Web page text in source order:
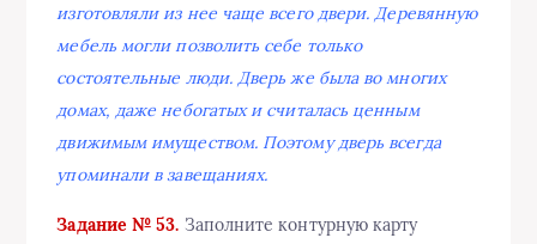
изготовляли из нее чаще всего двери. Деревянную
мебель могли позволить себе только
состоятельные люди. Дверь же была во многих
домах, даже небогатых и считалась ценным
движимым имуществом. Поэтому дверь всегда
упоминали в завещаниях.
Задание № 53. Заполните контурную карту